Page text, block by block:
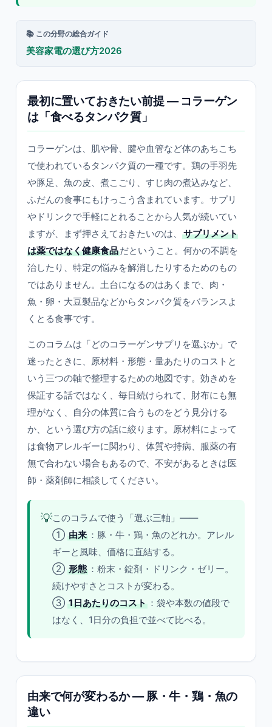
📚 この分野の総合ガイド
美容家電の選び方2026
最初に置いておきたい前提 — コラーゲン
は「食べるタンパク質」
コラーゲンは、肌や骨、腱や血管など体のあちこち
で使われているタンパク質の一種です。鶏の手羽先
や豚足、魚の皮、煮こごり、すじ肉の煮込みなど、
ふだんの食事にもけっこう含まれています。サプリ
やドリンクで手軽にとれることから人気が続いてい
ますが、まず押さえておきたいのは、
サプリメント
は薬ではなく健康食品だということ。何かの不調を
治したり、特定の悩みを解消したりするためのもの
ではありません。土台になるのはあくまで、肉・
魚・卵・大豆製品などからタンパク質をバランスよ
くとる食事です。
このコラムは「どのコラーゲンサプリを選ぶか」で
迷ったときに、原材料・形態・量あたりのコストと
いう三つの軸で整理するための地図です。効きめを
保証する話ではなく、毎日続けられて、財布にも無
理がなく、自分の体質に合うものをどう見分ける
か、という選び方の話に絞ります。原材料によって
は食物アレルギーに関わり、体質や持病、服薬の有
無で合わない場合もあるので、不安があるときは医
師・薬剤師に相談してください。
💡このコラムで使う「選ぶ三軸」——
① 由来 ：豚・牛・鶏・魚のどれか。アレル
ギーと風味、価格に直結する。
② 形態 ：粉末・錠剤・ドリンク・ゼリー。
続けやすさとコストが変わる。
③ 1日あたりのコスト ：袋や本数の値段で
はなく、1日分の負担で並べて比べる。
由来で何が変わるか — 豚・牛・鶏・魚の
違い